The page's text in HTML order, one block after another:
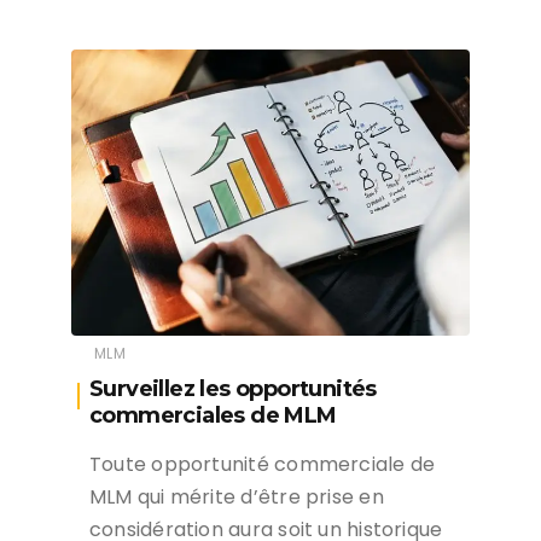
MLM
Surveillez les opportunités
commerciales de MLM
Toute opportunité commerciale de
MLM qui mérite d’être prise en
considération aura soit un historique